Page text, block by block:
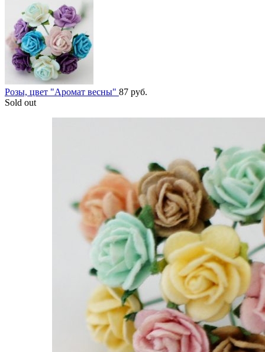
Розы, цвет "Аромат весны" 87 руб.
Sold out